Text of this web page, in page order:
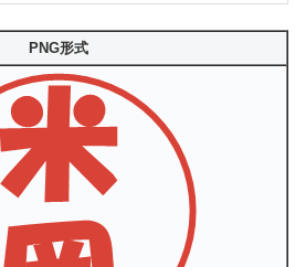
PNG形式